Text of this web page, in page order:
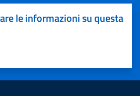
le informazioni su questa
5 stelle su 5
su 5
su 5
5